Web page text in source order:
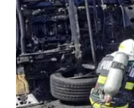
POLITICĂ